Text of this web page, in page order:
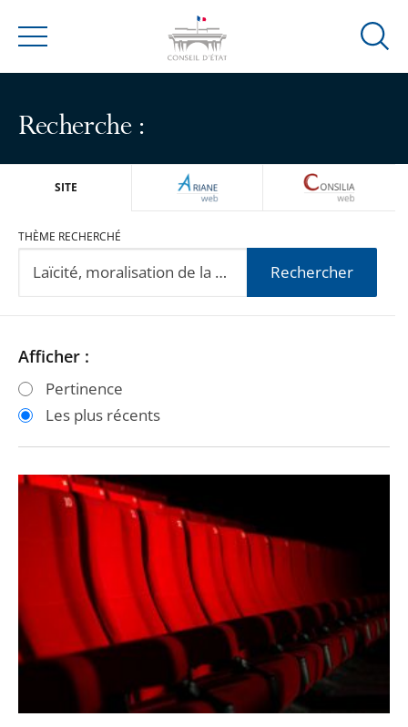
Menu
Ouvrir
Recherche :
SITE ARIANEWEB
THÈME RECHERCHÉ
Rechercher
Passer
les
filtres
après
Passer
les
filtres
avant
Afficher :
Pertinence
Les plus récents
Cinémas,
théâtres,
spectacles
:
le
juge
référés